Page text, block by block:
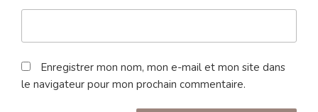
Enregistrer mon nom, mon e-mail et mon site dans
le navigateur pour mon prochain commentaire.